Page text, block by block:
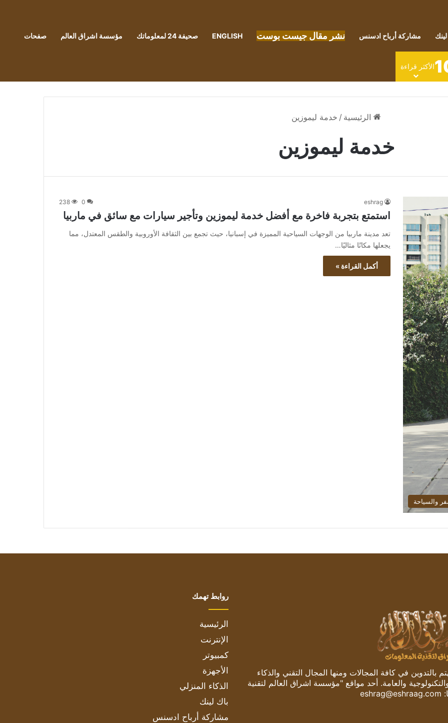
مشاركة أرباح ادسنس نشر مقال جيست بوست ENGLISH صحيفة 24 لمعلوماتك مؤسسة اشراق العالم صفحات
الأكثر قراءة
الرئيسية / خدمة ليموزين
خدمة ليموزين
والسياحة
eshrag
0
238
استمتع بتجربة فاخرة مع أفضل خدمة ليموزين وتأجير سيارات مع سائق في ماربيا
تعد مدينة ماربيا من الوجهات السياحية المميزة في إسبانيا، حيث تجمع بين الثقافة الأوروبية والطقس المعتدل، مما
يجعلها مكانًا مثاليًا…
أكمل القراءة »
في كافة المجالات ومنها المجال التقني والذكاء
والعامة. أحد مواقع "مؤسسة اشراق العالم لتقنية
eshrag@eshraag.com
روابط تهمك
الرئيسية
الإنترنت
كمبيوتر
الأجهزة
الذكاء المنزلي
باك لينك
مشاركة أرباح ادسنس